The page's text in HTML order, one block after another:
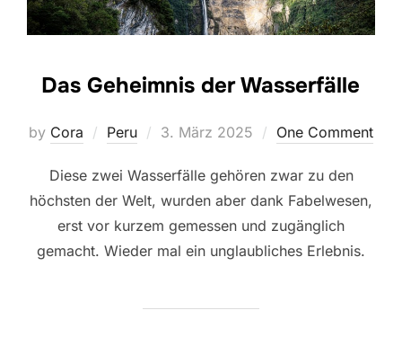
Das Geheimnis der Wasserfälle
by Cora Peru
Posted
3. März 2025 One Comment
Diese zwei Wasserfälle gehören zwar zu den
höchsten der Welt, wurden aber dank Fabelwesen,
erst vor kurzem gemessen und zugänglich
gemacht. Wieder mal ein unglaubliches Erlebnis.